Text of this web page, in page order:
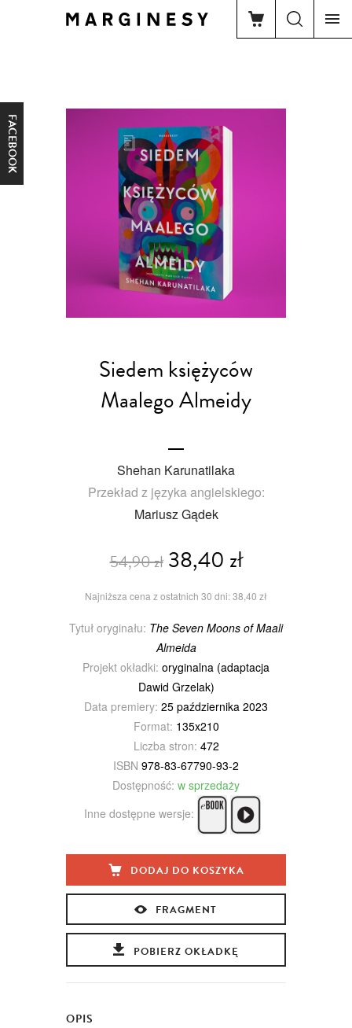
FACEBOOK
Siedem księżyców
Maalego Almeidy
Shehan Karunatilaka
Przekład z języka angielskiego:
Mariusz Gądek
54,90 zł38,40 zł
Najniższa cena z ostatnich 30 dni: 38,40 zł
Tytuł oryginału: The Seven Moons of Maali
Almeida
Projekt okładki: oryginalna (adaptacja
Dawid Grzelak)
Data premiery: 25 października 2023
Format: 135x210
Liczba stron: 472
ISBN 978-83-67790-93-2
Dostępność: w sprzedaży
Inne dostępne wersje:
DODAJ DO KOSZYKA
FRAGMENT
POBIERZ OKŁADKĘ
OPIS